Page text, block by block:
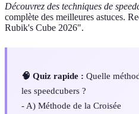
Découvrez des techniques de
complète des meilleures astuces.
Rubik's Cube 2026".
🧠 Quiz rapide : Quelle
les speedcubers ?
- A) Méthode de la Croisée